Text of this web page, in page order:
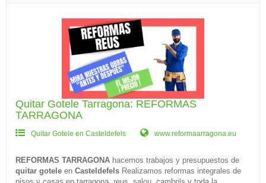
Quitar Gotele Tarragona: REFORMAS
TARRAGONA
Quitar Gotele en Casteldefels www.reformaarragona.eu
REFORMAS TARRAGONA hacemos trabajos y presupuestos de
quitar gotele en Casteldefels Realizamos reformas integrales de